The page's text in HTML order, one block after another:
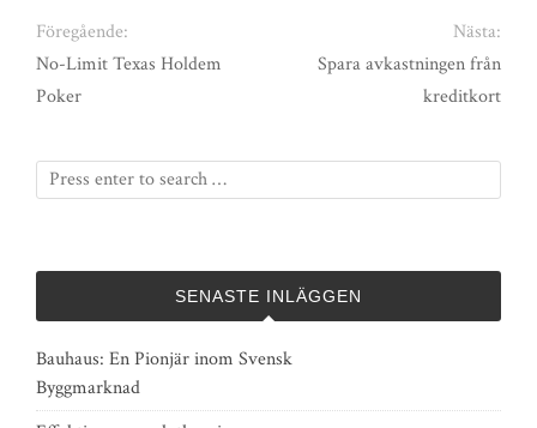
Föregående:
No-Limit Texas Holdem
Poker
Nästa:
Spara avkastningen från
kreditkort
SENASTE INLÄGGEN
Bauhaus: En Pionjär inom Svensk
Byggmarknad